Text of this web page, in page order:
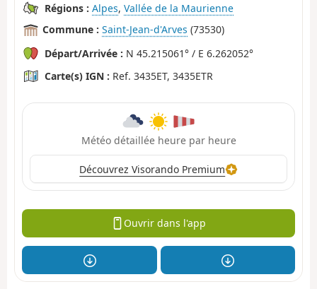
Régions : Alpes, Vallée de la Maurienne
Commune : Saint-Jean-d'Arves (73530)
Départ/Arrivée : N 45.215061° / E 6.262052°
Carte(s) IGN : Ref. 3435ET, 3435ETR
Météo détaillée heure par heure
Découvrez Visorando Premium
Ouvrir dans l'app